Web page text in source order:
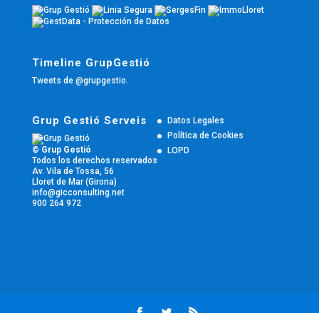
Timeline GrupGestió
Tweets de @grupgestio.
Grup Gestió Serveis
© Grup Gestió
Todos los derechos reservados
Av. Vila de Tossa, 56
Lloret de Mar (Girona)
info@gicconsulting.net
900 264 972
Datos Legales
Política de Cookies
LOPD